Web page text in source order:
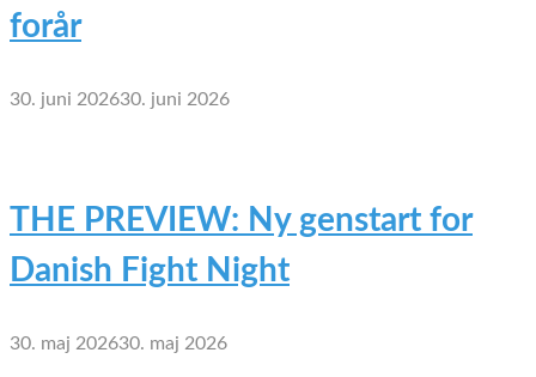
forår
30. juni 202630. juni 2026
THE PREVIEW: Ny genstart for
Danish Fight Night
30. maj 202630. maj 2026